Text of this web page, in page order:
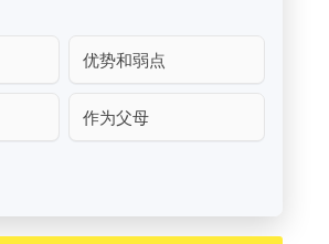
优势和弱点
作为父母